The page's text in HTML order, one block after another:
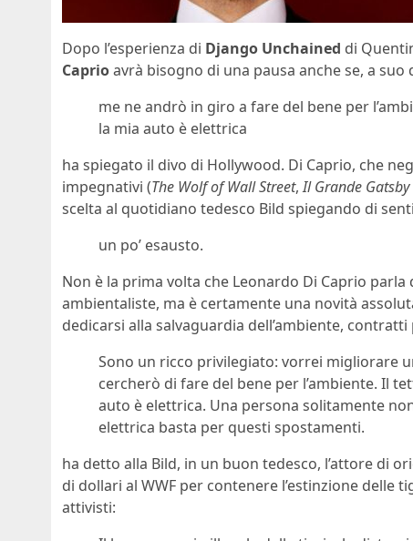
Dopo l’esperienza di Django Unchained di
Caprioavrà bisogno di una pausa anche se, a
me ne andrò in giro a fare del bene per
la mia auto è elettrica
ha spiegato il divo di Hollywood. Di Caprio, che
impegnativi (The Wolf of Wall Street,Il Grande Gatsby
scelta al quotidiano tedesco Bild spiegando di
un po’ esausto.
Non è la prima volta che Leonardo Di Caprio
ambientaliste, ma è certamente una novità
dedicarsi alla salvaguardia dell’ambiente,
Sono un ricco privilegiato: vorrei migliorare
cercherò di fare del bene per l’ambiente. Il
auto è elettrica. Una persona solitamente
elettrica basta per questi spostamenti.
ha detto alla Bild, in un buon tedesco, l’attore di
di dollari al WWF per contenere l’estinzione delle
attivisti: